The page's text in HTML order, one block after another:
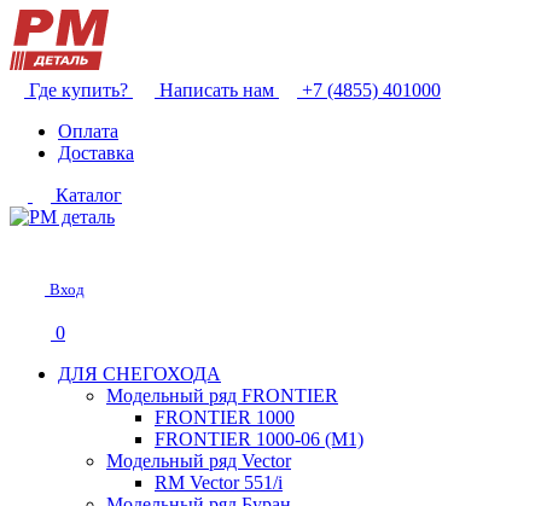
Где купить? Написать нам
+7 (4855) 401000
Оплата
Доставка
Каталог
Вход
0
ДЛЯ СНЕГОХОДА
Модельный ряд FRONTIER
FRONTIER 1000
FRONTIER 1000-06 (М1)
Модельный ряд Vector
RM Vector 551/i